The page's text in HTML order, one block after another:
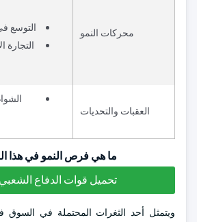
محركات النمو
التوسع
التجارة
العقبات والتحديات
ما هي فرص النمو في هذا
تحميل قوات الدفاع
ويتمثل أحد الثغرات المحتملة في السوق